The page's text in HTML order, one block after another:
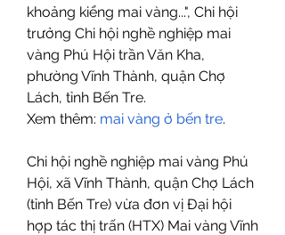
khoảng kiểng mai vàng...", Chi hội
trưởng Chi hội nghề nghiệp mai
vàng Phú Hội trần Văn Kha,
phường Vĩnh Thành, quận Chợ
Lách, tỉnh Bến Tre.
Xem thêm: mai vàng ở bến tre.
Chi hội nghề nghiệp mai vàng Phú
Hội, xã Vĩnh Thành, quận Chợ Lách
(tỉnh Bến Tre) vừa đơn vị Đại hội
hợp tác thị trấn (HTX) Mai vàng Vĩnh